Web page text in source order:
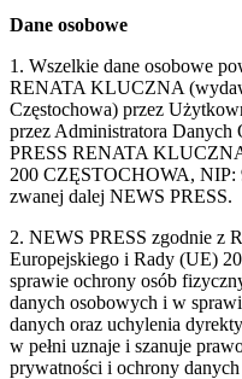
Dane osobowe
1. Wszelkie dane osobowe
RENATA KLUCZNA
Częstochowa) przez
przez Administratora
PRESS RENATA
200 CZĘSTOCHOWA, NIP:
zwanej dalej NEWS PRESS.
2. NEWS PRESS zgodnie z
Europejskiego i Rady (UE)
sprawie ochrony osób
danych osobowych i w
danych oraz uchylenia
w pełni uznaje i szanuje
prywatności i ochrony